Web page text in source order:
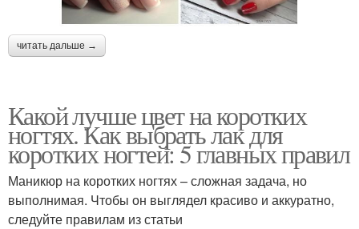
читать дальше →
Какой лучше цвет на коротких
ногтях. Как выбрать лак для
коротких ногтей: 5 главных правил
Маникюр на коротких ногтях – сложная задача, но
выполнимая. Чтобы он выглядел красиво и аккуратно,
следуйте правилам из статьи